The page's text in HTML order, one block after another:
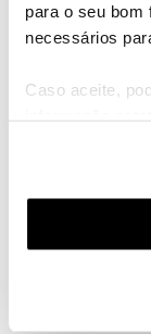
para o seu bom
necessários
Caso aceite,
funcionalidade)
(cookies de
utilização dos
O seu router nao
ligar á 2.4 GHz e
sem problema.